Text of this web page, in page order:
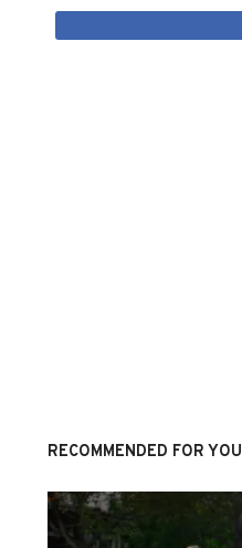
RECOMMENDED FOR YOU